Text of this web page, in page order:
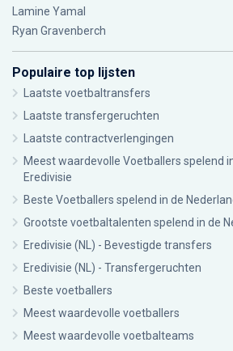
Lamine Yamal
Ryan Gravenberch
Populaire top lijsten
Laatste voetbaltransfers
Laatste transfergeruchten
Laatste contractverlengingen
Meest waardevolle Voetballers spelend
Eredivisie
Beste Voetballers spelend in de
Grootste voetbaltalenten spelend in de
Eredivisie (NL) - Bevestigde transfers
Eredivisie (NL) - Transfergeruchten
Beste voetballers
Meest waardevolle voetballers
Meest waardevolle voetbalteams